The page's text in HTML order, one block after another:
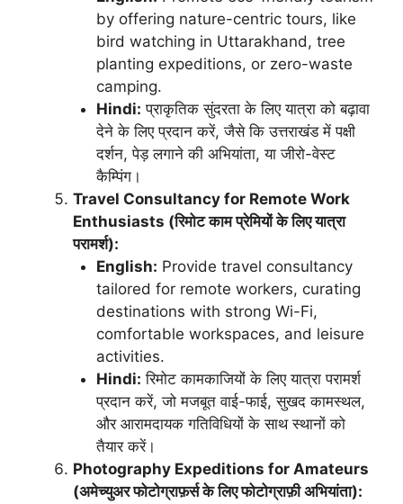
by offering nature-centric tours, like
bird watching in Uttarakhand, tree
planting expeditions, or zero-waste
camping.
Hindi: प्राकृतिक सुंदरता के लिए यात्रा को बढ़ावा
देने के लिए प्रदान करें, जैसे कि उत्तराखंड में पक्षी
दर्शन, पेड़ लगाने की अभियांता, या जीरो-वेस्ट
कैम्पिंग।
Travel Consultancy for Remote Work
Enthusiasts (रिमोट काम प्रेमियों के लिए यात्रा
परामर्श):
English: Provide travel consultancy
tailored for remote workers, curating
destinations with strong Wi-Fi,
comfortable workspaces, and leisure
activities.
Hindi: रिमोट कामकाजियों के लिए यात्रा परामर्श
प्रदान करें, जो मजबूत वाई-फाई, सुखद कामस्थल,
और आरामदायक गतिविधियों के साथ स्थानों को
तैयार करें।
Photography Expeditions for Amateurs
(अमेच्युअर फोटोग्राफ़र्स के लिए फोटोग्राफ़ी अभियांता):